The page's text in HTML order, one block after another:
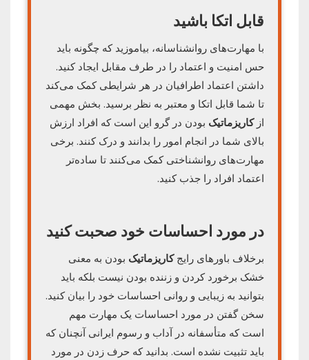
قابل اتکا باشید
با مهارت‌های روانشناسانه، بیاموزید که چگونه باید
حس امنیت و اعتماد را در طرف مقابل ایجاد کنید.
داشتن اعتماد اطرافیان در هر شرایطی کمک می‌کند
تا شما قابل اتکا و معتبر به نظر برسید. بخش مهمی
ازکاریزماتیک بودن در گرو این است که افراد ارزش
بالای شما در انجام امور را بدانند و درک کنند. برخی
مهارت‌های روانشناختی کمک می‌کنند تا ساده‌تر
اعتماد افراد را جذب کنید.
در مورد احساسات خود صحبت کنید
برخلاف باورهای رایجکاریزماتیک بودن به معنی
خشک برخورد کردن و زننده بودن نیست بلکه باید
بتوانید به زیبایی و روانی احساسات خود را بیان کنید.
سخن گفتن در مورد احساسات یک مهارت مهم
است که متأسفانه در آداب و رسوم ایرانی آنچنان که
باید تثبیت نشده است. بدانید که حرف زدن در مورد